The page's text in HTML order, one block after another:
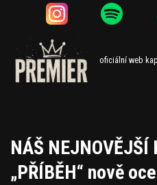
obsah
oficiální web
NÁŠ
„PŘÍBĚH“ nově